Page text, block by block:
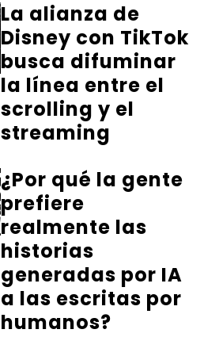
La alianza de
Disney con TikTok
busca difuminar
la línea entre el
scrolling y el
streaming
¿Por qué la gente
prefiere
realmente las
historias
generadas por IA
a las escritas por
humanos?